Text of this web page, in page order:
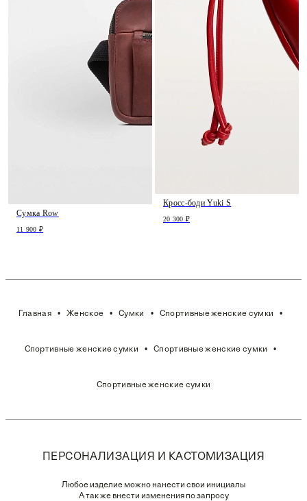
Сумка Row
11 900 ₽
Кросс-боди Yuki S
20 300 ₽
Главная Женское Сумки Спортивные женские сумки
Спортивные женские сумки Спортивные женские сумки
Спортивные женские сумки
ПЕРСОНАЛИЗАЦИЯ И КАСТОМИЗАЦИЯ
Любое изделие можно нанести свои инициалы
А так же внести изменения по запросу